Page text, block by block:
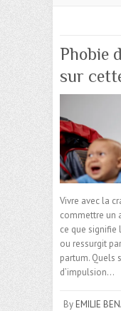
Phobie
sur
Vivre avec la
commettre un
ce que signifie
ou ressurgit
partum. Quels
d’impulsion…
By EMILIE